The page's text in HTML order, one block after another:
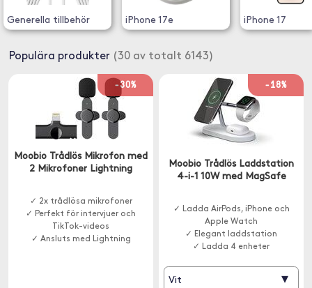
Generella tillbehör iPhone 17e iPhone 17
Populära produkter (30 av totalt 6143)
-30%
Moobio Trådlös Mikrofon med
2 Mikrofoner Lightning
✓ 2x trådlösa mikrofoner
✓ Perfekt för intervjuer och
TikTok-videos
✓ Ansluts med Lightning
-18%
Moobio Trådlös Laddstation
4-i-1 10W med MagSafe
✓ Ladda AirPods, iPhone och
Apple Watch
✓ Elegant laddstation
✓ Ladda 4 enheter
Vit ▾